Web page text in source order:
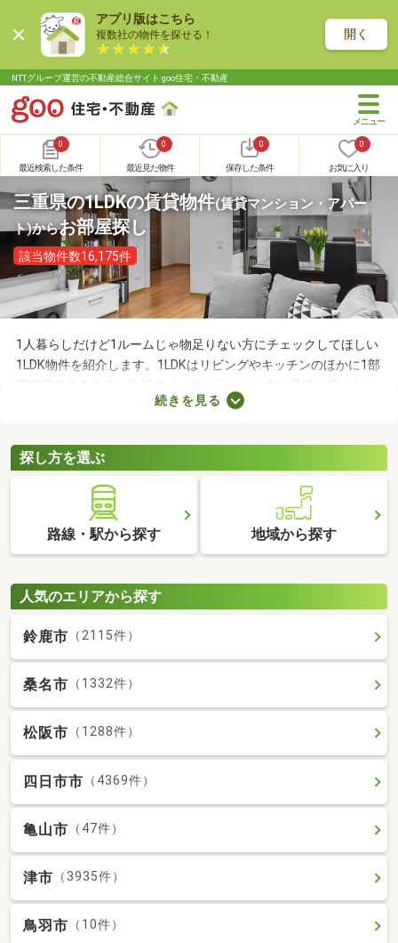
アプリ版はこちら
複数社の物件を探せる！ 開く
NTTグループ運営の不動産総合サイト goo住宅・不動産
0
最近検索した条件
0
最近見た物件
0
保存した条件
0
お気に入り
三重県の1LDKの賃貸物件(賃貸マンション・アパー
ト)からお部屋探し
該当物件数16,175件
1人暮らしだけど1ルームじゃ物足りない方にチェックしてほしい
1LDK物件を紹介します。1LDKはリビングやキッチンのほかに1部
屋確保できるので、生活スペースを分けたい方に最適。広々とし
たLDKの物件を選べば、ゆったりとくつろげる理想のお部屋に住
えるお部屋を見つけてくださいね。
続きを見る
探し方を選ぶ
路線・駅から探す 地域から探す
人気のエリアから探す
鈴鹿市 （2115件）
桑名市 （1332件）
松阪市 （1288件）
四日市市 （4369件）
亀山市 （47件）
津市 （3935件）
鳥羽市 （10件）